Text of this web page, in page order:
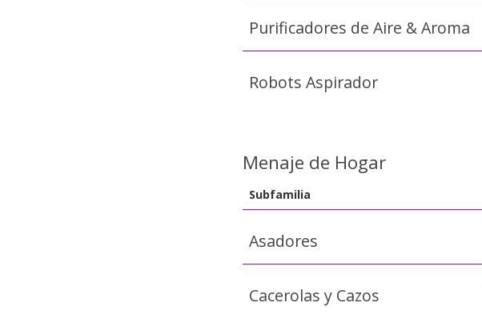
Purificadores de Aire & Aroma
Robots Aspirador
Menaje de Hogar
Subfamilia
Asadores
Cacerolas y Cazos